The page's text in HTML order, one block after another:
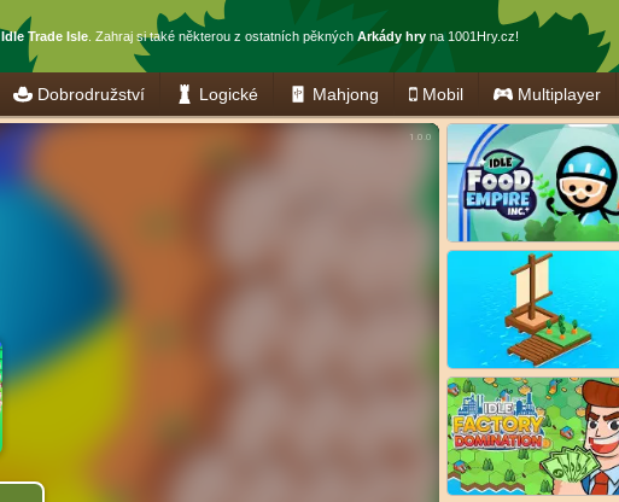
Idle Trade Isle . Zahraj si také některou z ostatních pěkných Arkády hry na 1001Hry.cz!
Dobrodružství Logické Mahjong Mobil Multiplayer